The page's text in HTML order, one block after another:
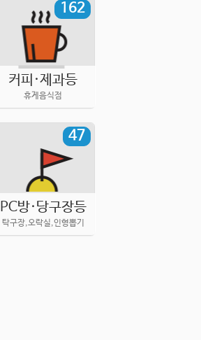
162
커피·제과등
휴게음식점
47
PC방·당구장등
탁구장,오락실,인형뽑기